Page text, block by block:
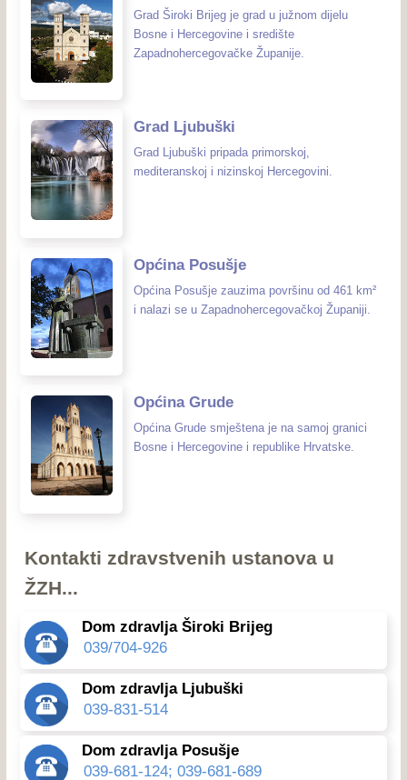
Grad Široki Brijeg je grad u južnom dijelu
Bosne i Hercegovine i središte
Zapadnohercegovačke Županije.
Grad Ljubuški
Grad Ljubuški pripada primorskoj,
mediteranskoj i nizinskoj Hercegovini.
Općina Posušje
Općina Posušje zauzima površinu od 461 km²
i nalazi se u Zapadnohercegovačkoj Županiji.
Općina Grude
Općina Grude smještena je na samoj granici
Bosne i Hercegovine i republike Hrvatske.
Kontakti zdravstvenih ustanova u
ŽZH...
Dom zdravlja Široki Brijeg
039/704-926
Dom zdravlja Ljubuški
039-831-514
Dom zdravlja Posušje
039-681-124; 039-681-689